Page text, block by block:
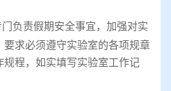
负责假期安全事宜，加强对实
求必须遵守实验室的各项规章
程，如实填写实验室工作记